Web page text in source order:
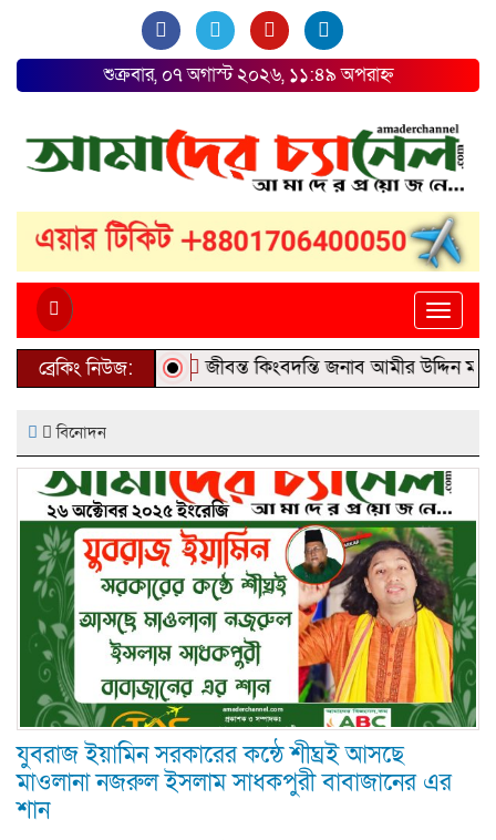
শুক্রবার, ০৭ অগাস্ট ২০২৬, ১১:৪৯ অপরাহ্ন
Toggle
ব্রেকিং নিউজ:
জীবন্ত কিংবদন্তি জনাব আমীর উদ্দিন মামার
বিনোদন
যুবরাজ ইয়ামিন সরকারের কন্ঠে শীঘ্রই আসছে
মাওলানা নজরুল ইসলাম সাধকপুরী বাবাজানের এর
শান